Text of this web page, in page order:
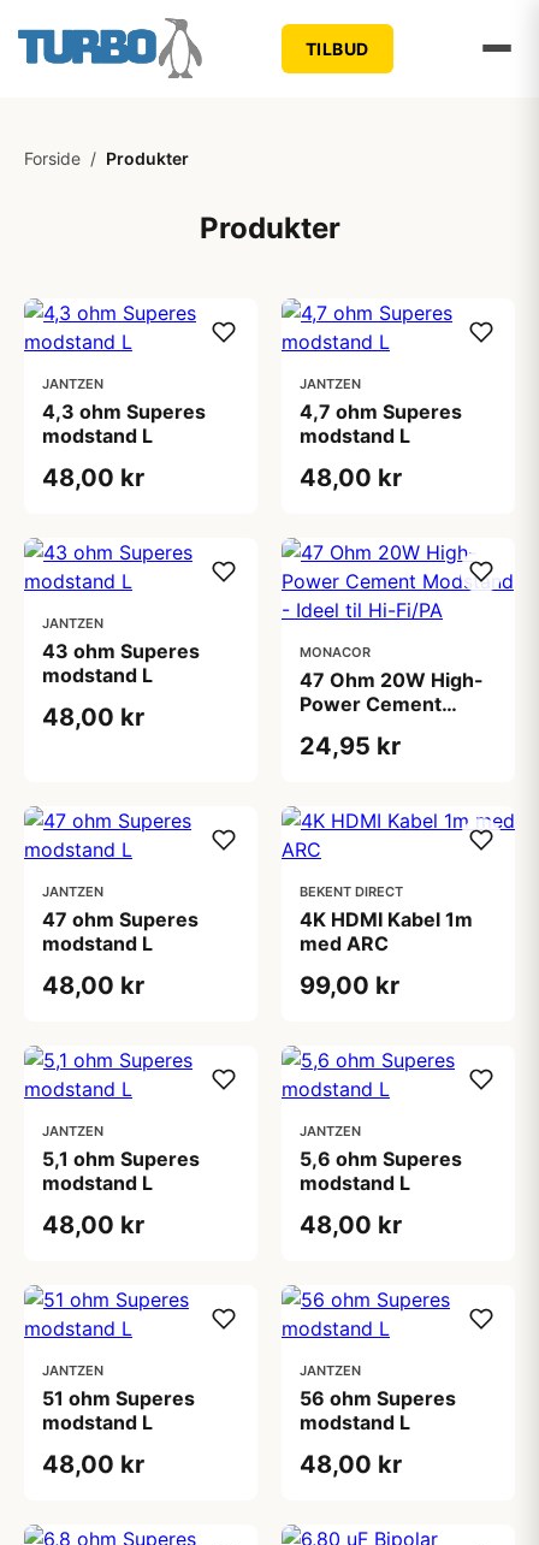
TILBUD
Forside / Produkter
Produkter
JANTZEN
4,3 ohm Superes
modstand L
48,00 kr
JANTZEN
4,7 ohm Superes
modstand L
48,00 kr
JANTZEN
43 ohm Superes
modstand L
48,00 kr
MONACOR
47 Ohm 20W High-
Power Cement
Hi-Fi/PA
24,95 kr
JANTZEN
47 ohm Superes
modstand L
48,00 kr
BEKENT DIRECT
4K HDMI Kabel 1m
med ARC
99,00 kr
JANTZEN
5,1 ohm Superes
modstand L
48,00 kr
JANTZEN
5,6 ohm Superes
modstand L
48,00 kr
JANTZEN
51 ohm Superes
modstand L
48,00 kr
JANTZEN
56 ohm Superes
modstand L
48,00 kr